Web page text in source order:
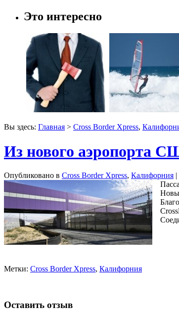
Это интересно
Вы здесь: Главная > Cross Border Xpress,
Из нового аэропорта
Опубликовано в Cross Border Xpress, Калифорния
Метки: Cross Border Xpress, Калифорния
Оставить отзыв